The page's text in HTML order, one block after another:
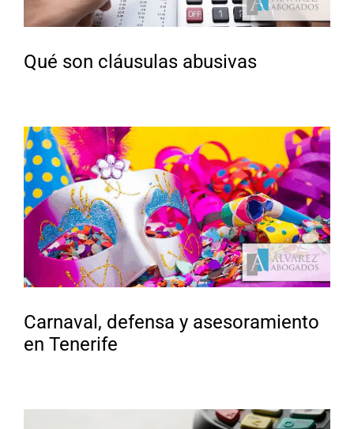
Qué son cláusulas abusivas
Carnaval, defensa y asesoramiento
en Tenerife